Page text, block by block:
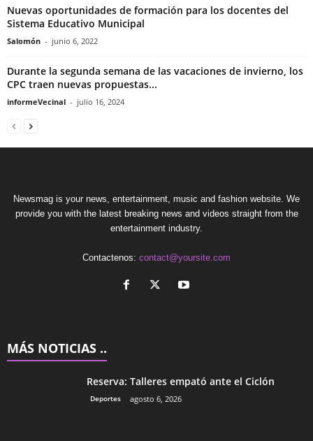
Nuevas oportunidades de formación para los docentes del
Sistema Educativo Municipal
Salomón - junio 6, 2022
Durante la segunda semana de las vacaciones de invierno, los
CPC traen nuevas propuestas...
informeVecinal - julio 16, 2024
Newsmag is your news, entertainment, music and fashion website. We
provide you with the latest breaking news and videos straight from the
entertainment industry.
Contactenos: contact@yoursite.com
MÁS NOTICIAS ..
Reserva: Talleres empató ante el Ciclón
Deportes agosto 6, 2026